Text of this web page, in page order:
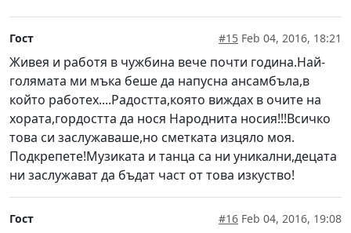
Гост #15 Feb 04, 2016, 18:21
Живея и работя в чужбина вече почти година.Най-
голямата ми мъка беше да напусна ансамбъла,в
който работех....Радостта,която виждах в очите на
хората,гордостта да нося Народнита носия!!!Всичко
това си заслужаваше,но сметката изцяло моя.
Подкрепете!Музиката и танца са ни уникални,децата
ни заслужават да бъдат част от това изкуство!
Гост #16 Feb 04, 2016, 19:08